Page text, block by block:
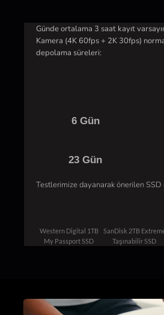
Günde ortalama 3 saat kayıt
Kamera (4K 60fps + 2K 30fps)
depolama süreleri:
6 Gün
23 Gün
Testlerimize dayanarak önerilen SSD
Western Digital 1TB
My Passport SSD
SanDisk 2TB
Taşınabilir SSD